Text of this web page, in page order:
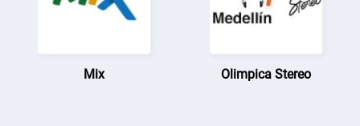
Mix Olimpica Stereo